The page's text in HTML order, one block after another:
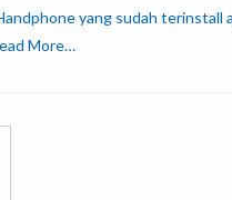
yang sudah terinstall
More…